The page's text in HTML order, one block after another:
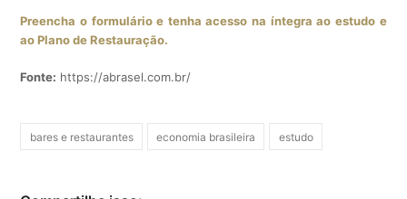
Preencha o formulário e tenha acesso na íntegra ao estudo e
ao Plano de Restauração.
Fonte: https://abrasel.com.br/
bares e restaurantes economia brasileira estudo